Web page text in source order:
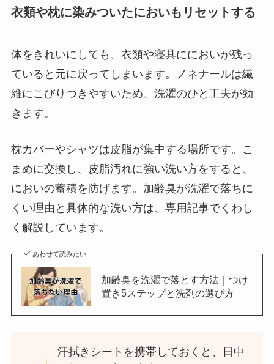
衣類や枕に染みついたにおいもリセットする
体をきれいにしても、衣類や寝具ににおいが残っ
ていると元に戻ってしまいます。ノネナールは繊
維にこびりつきやすいため、洗濯のひと工夫が効
きます。
枕カバーやシャツは皮脂が集中する場所です。こ
まめに交換し、皮脂汚れに強い洗い方をすると、
においの蓄積を防げます。加齢臭が洗濯で落ちに
くい理由と具体的な洗い方は、専用記事でくわし
く解説しています。
あわせて読みたい
加齢臭を洗濯で落とす方法｜つけ
置き5ステップと洗剤の選び方
汗拭きシートを携帯しておくと、日中